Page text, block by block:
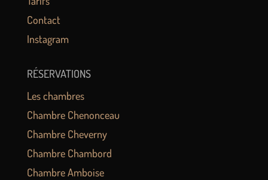
Contact
Instagram
RÉSERVATIONS
Les chambres
Chambre Chenonceau
Chambre Cheverny
Chambre Chambord
Chambre Amboise